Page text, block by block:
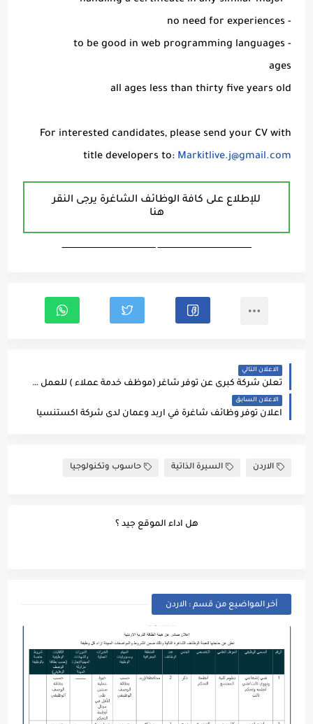
- no need for experiences
- to be good in web programming languages
ages
all ages less than thirty five years old
For interested candidates, please send your CV with
title developers to: Markitlive.j@gmail.com
للإطلاع على كافة الوظائف الشاغرة يرجى النقر
هنا
ـــــــــــــــــــــــــــــــــــــــــــــــــــــــــــــــــــ ـــــــــــــــــــــــــــــــــــــــــــــــــــــــــــــــــــ
الاعلان التالي
تعلن شركة كبرى عن توفر شاغر (موظف خدمة عملاء ) للعمل عن بعد (من المنزل )
الاعلان السابق
اعلان توفر وظائف شاغرة في اربد وعمان لدى شركة اكستنسيا
الاردن السيرة الذاتية حاسوب وتكنولوجيا
هل اداء الموقع جيد ؟
أخر المواضيع من قسم : الاردن